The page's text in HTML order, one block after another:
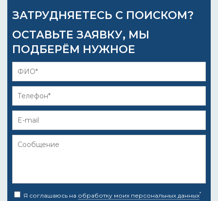
ЗАТРУДНЯЕТЕСЬ С ПОИСКОМ?
ОСТАВЬТЕ ЗАЯВКУ, МЫ
ПОДБЕРЁМ НУЖНОЕ
Я соглашаюсь на обработку моих персональных данных*